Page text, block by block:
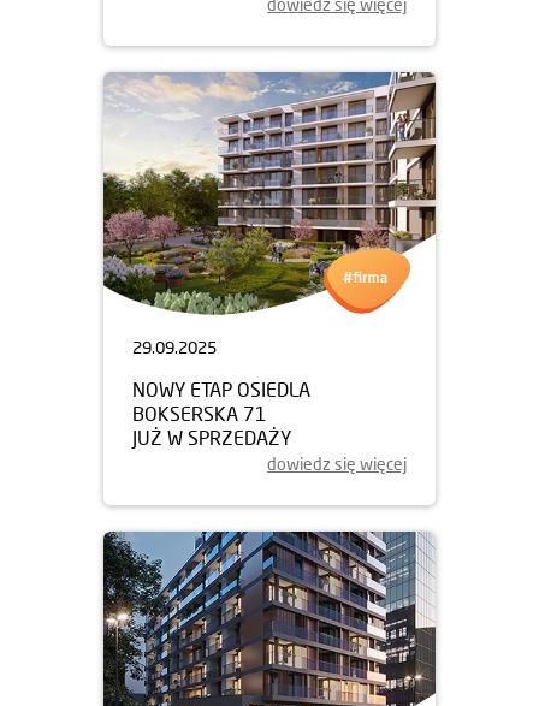
dowiedz się więcej
29.09.2025
NOWY ETAP OSIEDLA
BOKSERSKA 71
JUŻ W SPRZEDAŻY
dowiedz się więcej